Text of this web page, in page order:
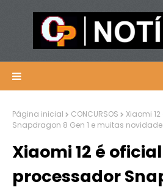
Página inicial CONCURSOS
Xiaomi
Snapdragon 8 Gen 1 e muitas
Xiaomi 12 é
processador